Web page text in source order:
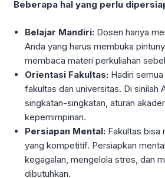
Beberapa hal yang perlu
Belajar Mandiri: Dosen hanya
Anda yang harus membuka
membaca materi perkuliahan
Orientasi Fakultas: Hadiri
fakultas dan universitas. Di sinilah
singkatan-singkatan, aturan
kepemimpinan.
Persiapan Mental: Fakultas bisa
yang kompetitif. Persiapkan
kegagalan, mengelola stres, dan
dibutuhkan.